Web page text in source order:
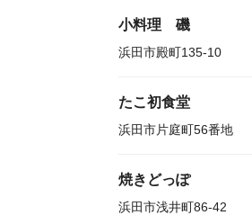
小料理 磯
浜田市殿町135-10
たこ初食堂
浜田市片庭町56番地
焼きどっぽ
浜田市浅井町86-42